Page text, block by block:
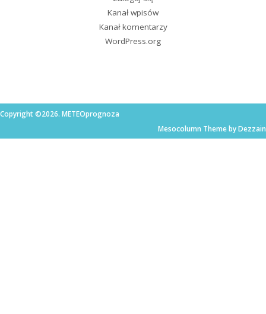
Kanał wpisów
Kanał komentarzy
WordPress.org
Copyright ©2026. METEOprognoza
Mesocolumn Theme by Dezzain